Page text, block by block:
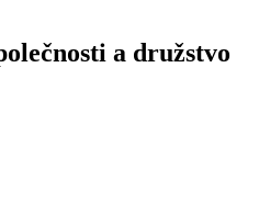
a družstvo